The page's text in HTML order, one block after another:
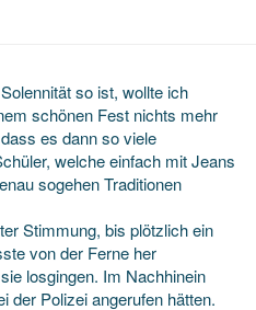
so ist, wollte ich
schönen Fest nichts mehr
es dann so viele
welche einfach mit Jeans
sogehen Traditionen
Stimmung, bis plötzlich ein
von der Ferne her
losgingen. Im Nachhinein
der Polizei angerufen hätten.